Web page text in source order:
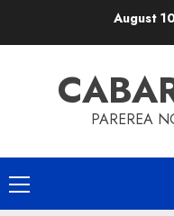
August
PAREREA
Primary
Menu